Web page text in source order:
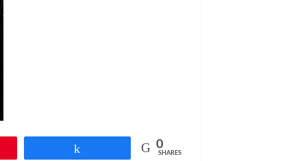
0
SHARES